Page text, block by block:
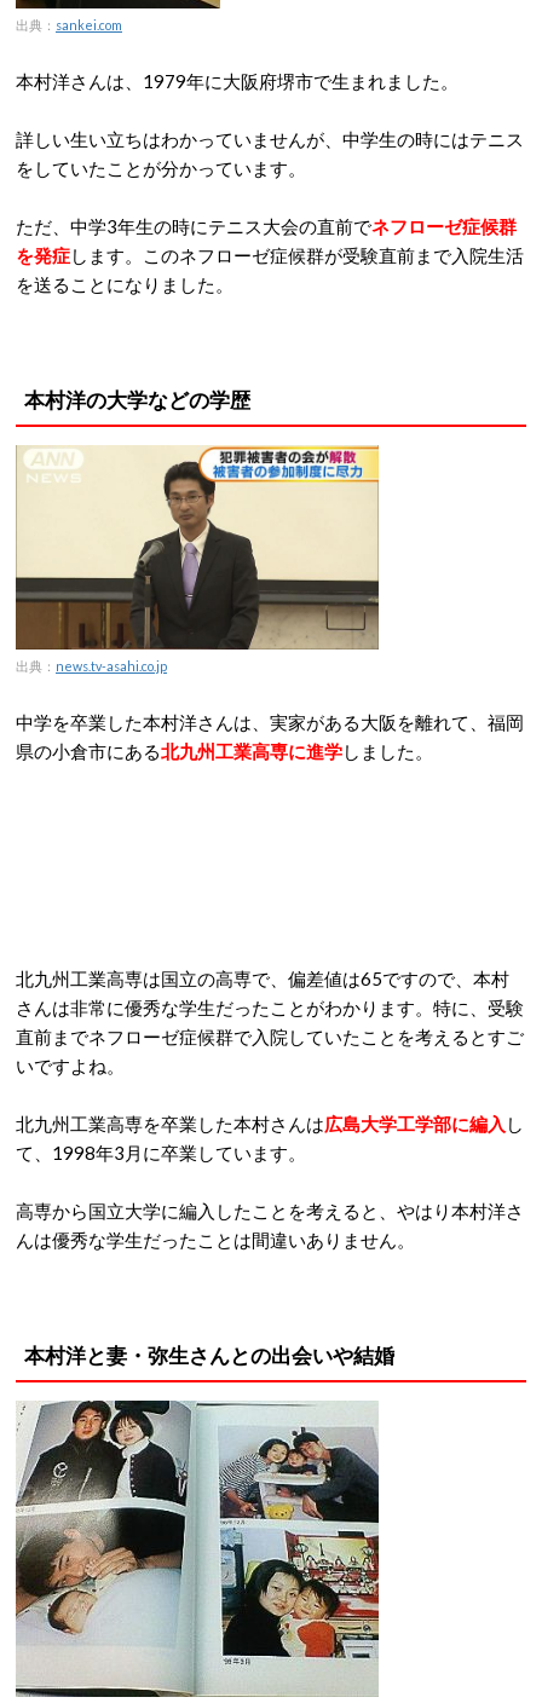
出典： sankei.com
本村洋さんは、1979年に大阪府堺市で生まれました。
詳しい生い立ちはわかっていませんが、中学生の時にはテニス
をしていたことが分かっています。
ただ、中学3年生の時にテニス大会の直前でネフローゼ症候群
を発症します。このネフローゼ症候群が受験直前まで入院生活
を送ることになりました。
本村洋の大学などの学歴
出典： news.tv-asahi.co.jp
中学を卒業した本村洋さんは、実家がある大阪を離れて、福岡
県の小倉市にある北九州工業高専に進学しました。
北九州工業高専は国立の高専で、偏差値は65ですので、本村
さんは非常に優秀な学生だったことがわかります。特に、受験
直前までネフローゼ症候群で入院していたことを考えるとすご
いですよね。
北九州工業高専を卒業した本村さんは広島大学工学部に編入 し
て、1998年3月に卒業しています。
高専から国立大学に編入したことを考えると、やはり本村洋さ
んは優秀な学生だったことは間違いありません。
本村洋と妻・弥生さんとの出会いや結婚